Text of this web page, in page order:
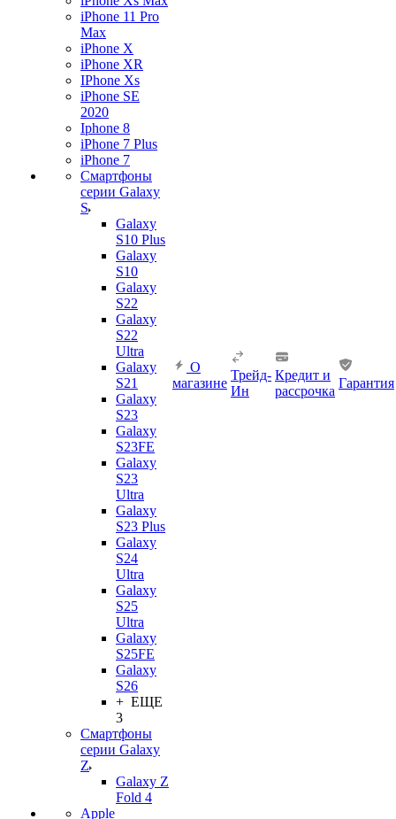
iPhone 11 Pro
Max
iPhone X
iPhone XR
IPhone Xs
iPhone SE
2020
Iphone 8
iPhone 7 Plus
iPhone 7
Смартфоны
серии Galaxy
S
Galaxy
S10 Plus
Galaxy
S10
Galaxy
S22
Galaxy
S22
Ultra
Galaxy
S21
Galaxy
S23
Galaxy
S23FE
Galaxy
S23
Ultra
Galaxy
S23 Plus
Galaxy
S24
Ultra
Galaxy
S25
Ultra
Galaxy
S25FE
Galaxy
S26
+ ЕЩЕ
3
Смартфоны
серии Galaxy
Z
Galaxy Z
Fold 4
Apple
О
магазине
Трейд-
Ин
Кредит и
рассрочка
Гарантия